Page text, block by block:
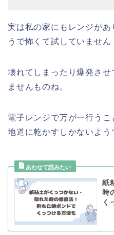
実は私の家にもレンジが
うで怖くて試していません
壊れてしまったり爆発させ
ませんものね。
電子レンジで万が一行うこ
地道に乾かすしかないよう
紙
時
く